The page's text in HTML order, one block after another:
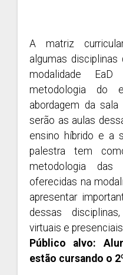
A matriz
algumas
modalidade
metodologia do
abordagem da
serão as aulas
ensino híbrido e a
palestra tem
metodologia das
oferecidas na
apresentar
dessas
virtuais e
Público alvo:
estão cursando o